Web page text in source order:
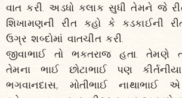
વાત કરી. અડધો કલાક સુધી તેમને જે
શિખામણની રીત કહો કે કડકાઈની
ઉગ્ર શબ્દોમાં વાતચીત કરી.
જીવાભાઈ તો ભક્તરાજ હતા. તેમણે
તેમના ભાઈ છોટાભાઈ પણ
ભગવાનદાસ, મોતીભાઈ નાથાભાઈ એ